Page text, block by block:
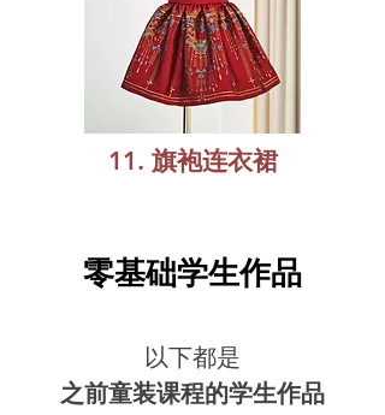
11. 旗袍连衣裙
零基础学生作品
以下都是
之前童装课程的学生作品